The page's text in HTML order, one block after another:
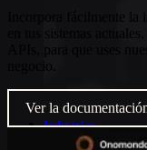
Industrias
Incorpora fácilmente la
en tus sistemas
APIs, para que uses
negocio.
Ver la